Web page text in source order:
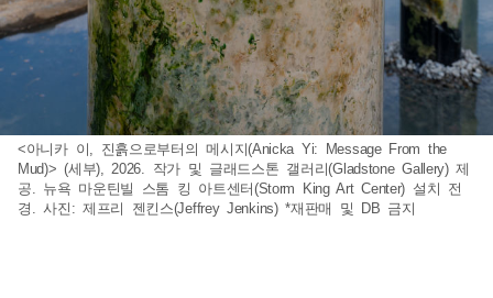
<아니카 이, 진흙으로부터의 메시지(Anicka Yi: Message From the
Mud)> (세부), 2026. 작가 및 글래드스톤 갤러리(Gladstone Gallery) 제
공. 뉴욕 마운틴빌 스톰 킹 아트센터(Storm King Art Center) 설치 전
경. 사진: 제프리 젠킨스(Jeffrey Jenkins) *재판매 및 DB 금지